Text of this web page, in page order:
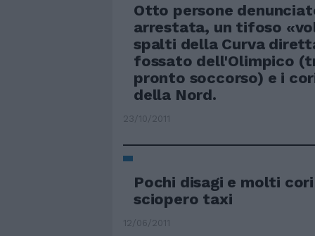
Otto persone
arrestata, un tifoso
spalti della Curva
fossato dell'Olimpico
pronto soccorso) e i
della Nord.
23/10/2011
Pochi disagi e molti
sciopero taxi
12/06/2011